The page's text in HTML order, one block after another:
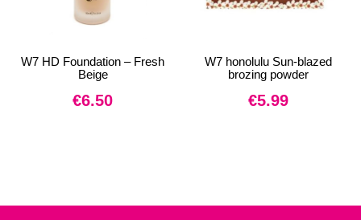
W7 HD Foundation – Fresh
Beige
€6.50
W7 honolulu Sun-blazed
brozing powder
€5.99